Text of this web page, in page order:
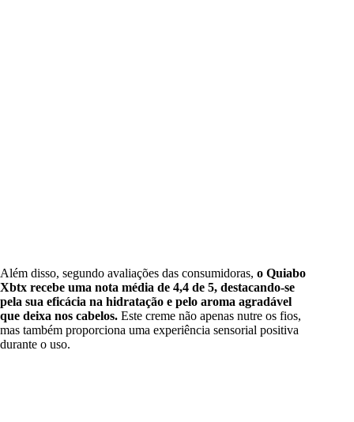
Além disso, segundo avaliações das consumidoras, o Quiabo
Xbtx recebe uma nota média de 4,4 de 5, destacando-se
pela sua eficácia na hidratação e pelo aroma agradável
que deixa nos cabelos. Este creme não apenas nutre os fios,
mas também proporciona uma experiência sensorial positiva
durante o uso.